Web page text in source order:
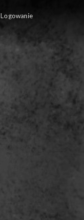
Logowanie